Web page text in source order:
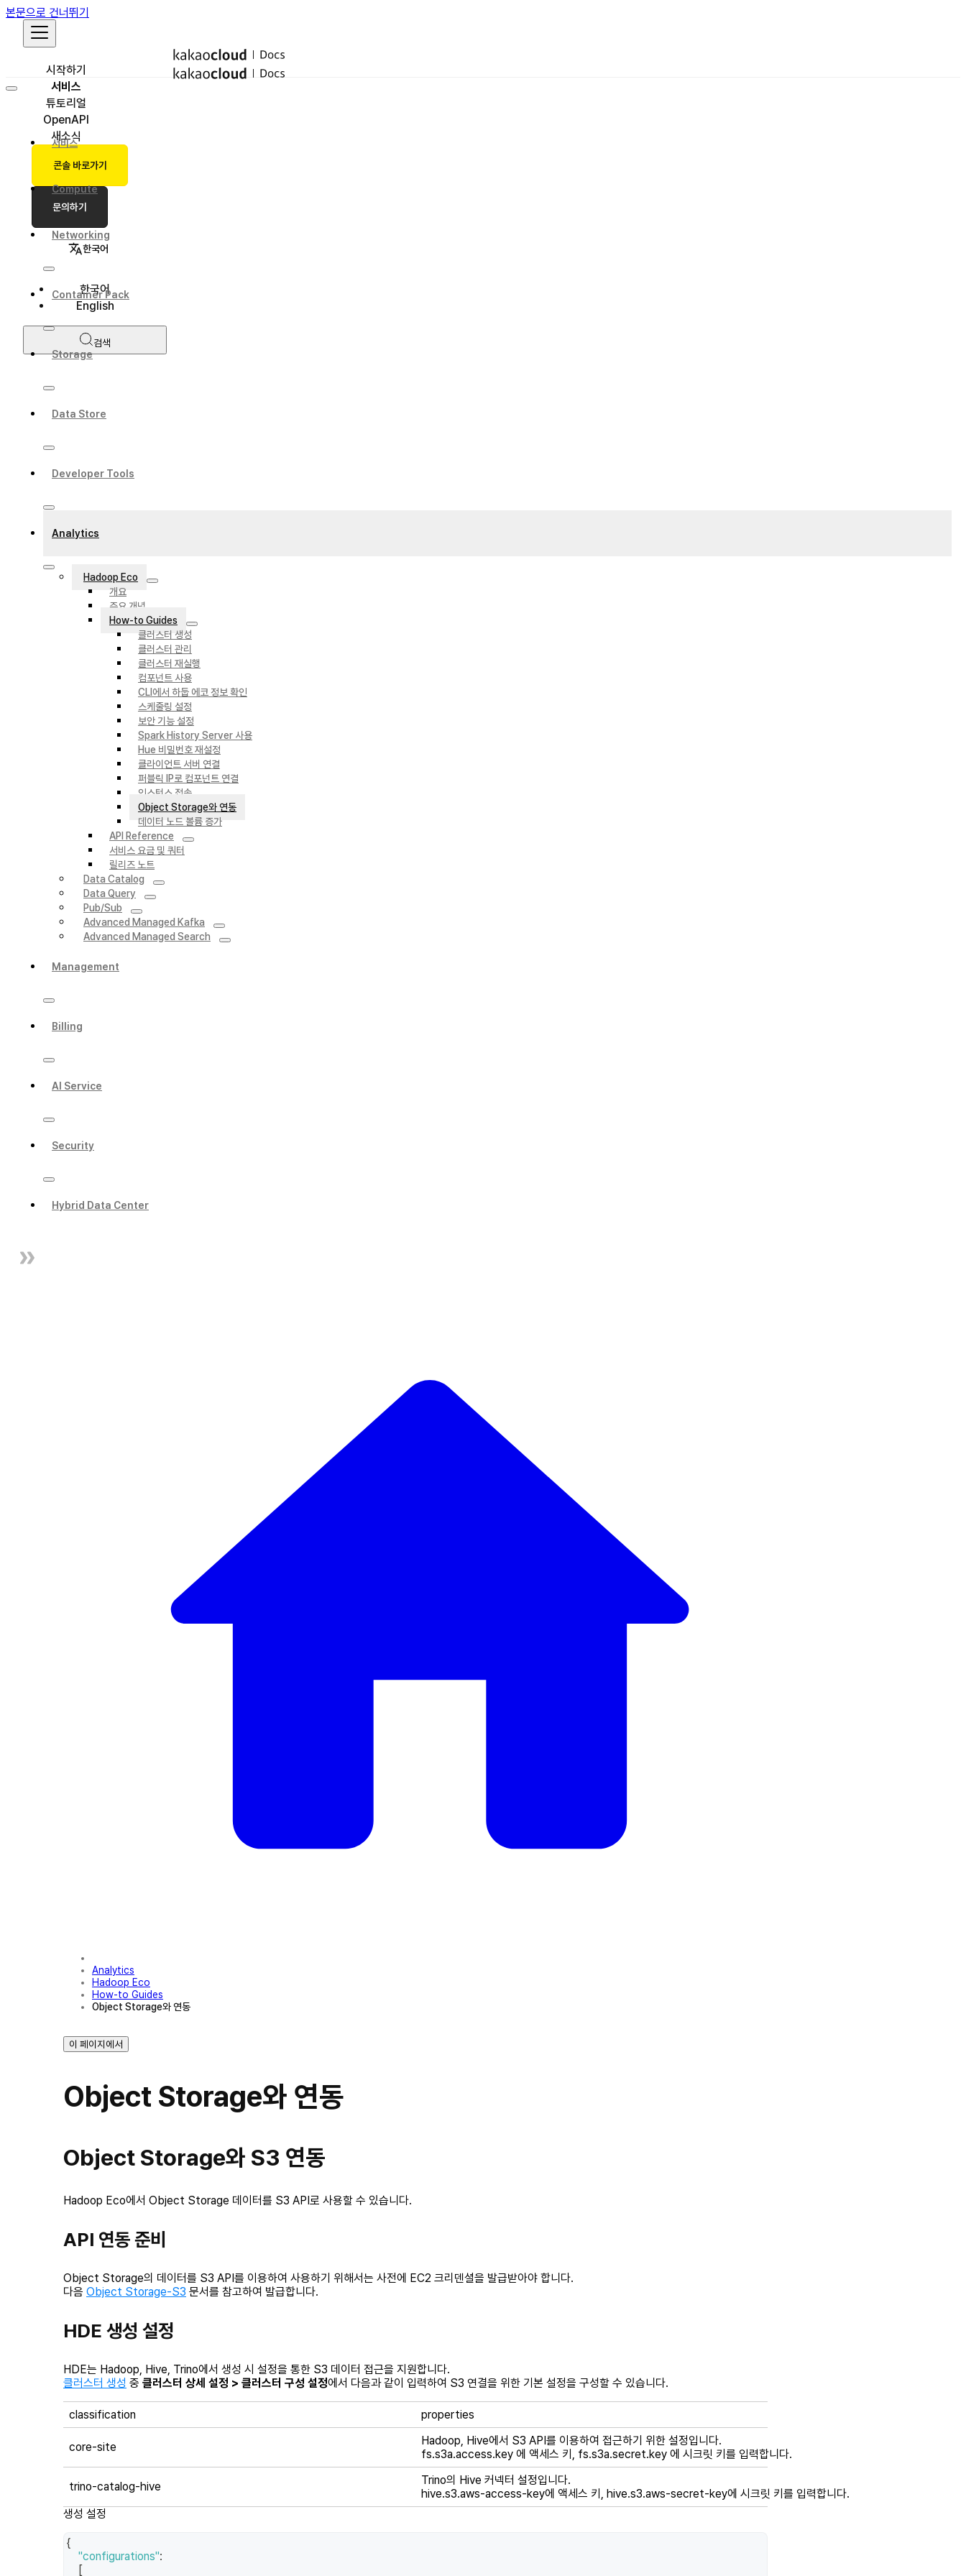
본문으로 건너뛰기
시작하기
서비스
튜토리얼
OpenAPI
새소식
콘솔 바로가기
문의하기
한국어
한국어
English
검색
서비스
Compute
Networking
Container Pack
Storage
Data Store
Developer Tools
Analytics
Hadoop Eco
개요
주요 개념
How-to Guides
클러스터 생성
클러스터 관리
클러스터 재실행
컴포넌트 사용
CLI에서 하둡 에코 정보 확인
스케줄링 설정
보안 기능 설정
Spark History Server 사용
Hue 비밀번호 재설정
클라이언트 서버 연결
퍼블릭 IP로 컴포넌트 연결
인스턴스 접속
Object Storage와 연동
데이터 노드 볼륨 증가
API Reference
서비스 요금 및 쿼터
릴리즈 노트
Data Catalog
Data Query
Pub/Sub
Advanced Managed Kafka
Advanced Managed Search
Management
Billing
AI Service
Security
Hybrid Data Center
Analytics
Hadoop Eco
How-to Guides
Object Storage와 연동
이 페이지에서
Object Storage와 연동
Object Storage와 S3 연동
Hadoop Eco에서 Object Storage 데이터를 S3 API로 사용할 수 있습니다.
API 연동 준비
Object Storage의 데이터를 S3 API를 이용하여 사용하기 위해서는 사전에 EC2 크리덴셜을 발급받아야 합니다.
다음 Object Storage-S3 문서를 참고하여 발급합니다.
HDE 생성 설정
HDE는 Hadoop, Hive, Trino에서 생성 시 설정을 통한 S3 데이터 접근을 지원합니다.
클러스터 생성 중 클러스터 상세 설정 > 클러스터 구성 설정에서 다음과 같이 입력하여 S3 연결을 위한 기본 설정을 구성할 수 있습니다.
classification properties
core-site
Hadoop, Hive에서 S3 API를 이용하여 접근하기 위한 설정입니다.
fs.s3a.access.key 에 액세스 키, fs.s3a.secret.key 에 시크릿 키를 입력합니다.
trino-catalog-hive
Trino의 Hive 커넥터 설정입니다.
hive.s3.aws-access-key에 액세스 키, hive.s3.aws-secret-key에 시크릿 키를 입력합니다.
생성 설정
{
"configurations":
[